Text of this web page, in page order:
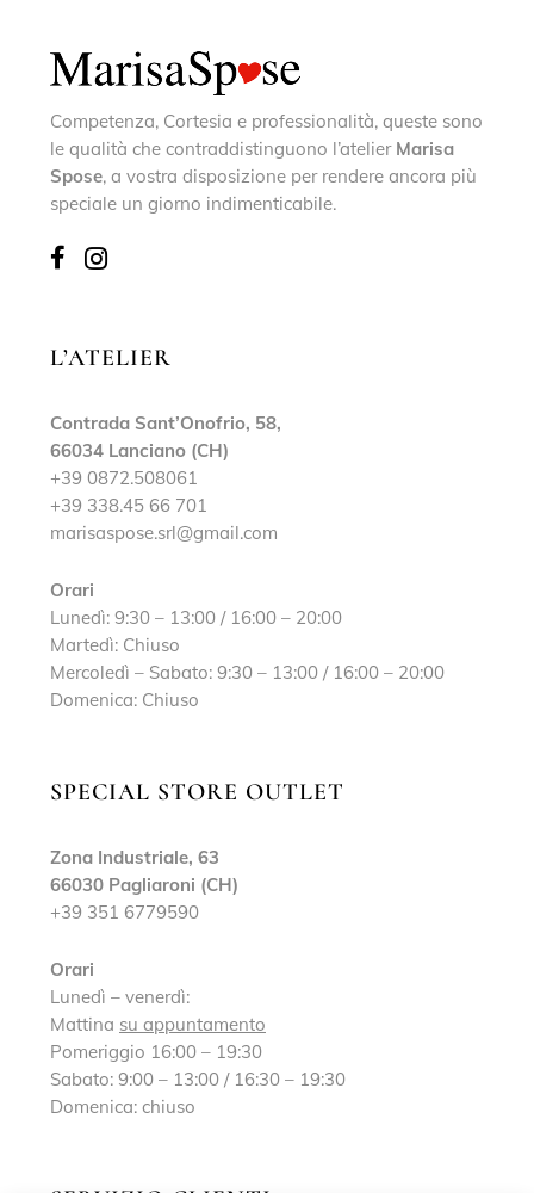
Competenza, Cortesia e professionalità, queste sono
le qualità che contraddistinguono l’atelier Marisa
Spose, a vostra disposizione per rendere ancora più
speciale un giorno indimenticabile.
L’ATELIER
Contrada Sant’Onofrio, 58,
66034 Lanciano (CH)
+39 0872.508061
+39 338.45 66 701
marisaspose.srl@gmail.com
Orari
Lunedì: 9:30 – 13:00 / 16:00 – 20:00
Martedì: Chiuso
Mercoledì – Sabato: 9:30 – 13:00 / 16:00 – 20:00
Domenica: Chiuso
SPECIAL STORE OUTLET
Zona Industriale, 63
66030 Pagliaroni (CH)
+39 351 6779590
Orari
Lunedì – venerdì:
Mattina su appuntamento
Pomeriggio 16:00 – 19:30
Sabato: 9:00 – 13:00 / 16:30 – 19:30
Domenica: chiuso